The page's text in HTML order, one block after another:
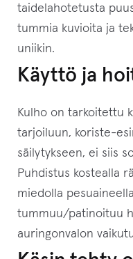
e
.
taidelahotetusta
tummia kuvioita ja
uniikin.
Käyttö ja
Kulho on tarkoitettu
tarjoiluun, koriste-
säilytykseen, ei siis
Puhdistus kostealla
miedolla
tummuu/patinoituu
auringonvalon